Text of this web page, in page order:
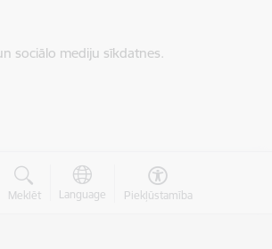
sociālo mediju sīkdatnes.
Meklēt Language Piekļūstamība